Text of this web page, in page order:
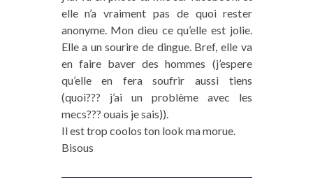
elle n’a vraiment pas de quoi rester
anonyme. Mon dieu ce qu’elle est jolie.
Elle a un sourire de dingue. Bref, elle va
en faire baver des hommes (j’espere
qu’elle en fera soufrir aussi tiens
(quoi??? j’ai un problème avec les
mecs??? ouais je sais)).
Il est trop coolos ton look ma morue.
Bisous